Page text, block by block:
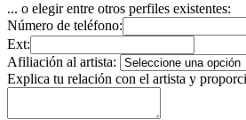
... o elegir entre otros perfiles existentes:
Número de teléfono:
Ext:
Afiliación al artista:
Explica tu relación con el artista y